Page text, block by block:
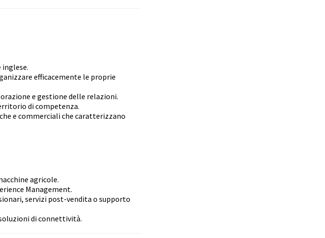
inglese.
efficacemente le proprie
e gestione delle relazioni.
di competenza.
e commerciali che caratterizzano
agricole.
Management.
servizi post-vendita o supporto
di connettività.